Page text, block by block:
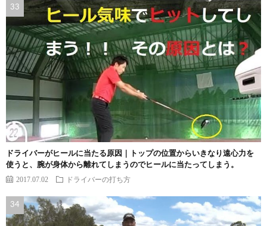
ドライバーがヒールに当たる原因｜トップの位置からいきなり遠心力を
使うと、腕が身体から離れてしまうのでヒールに当たってしまう。
2017.07.02 ドライバーの打ち方